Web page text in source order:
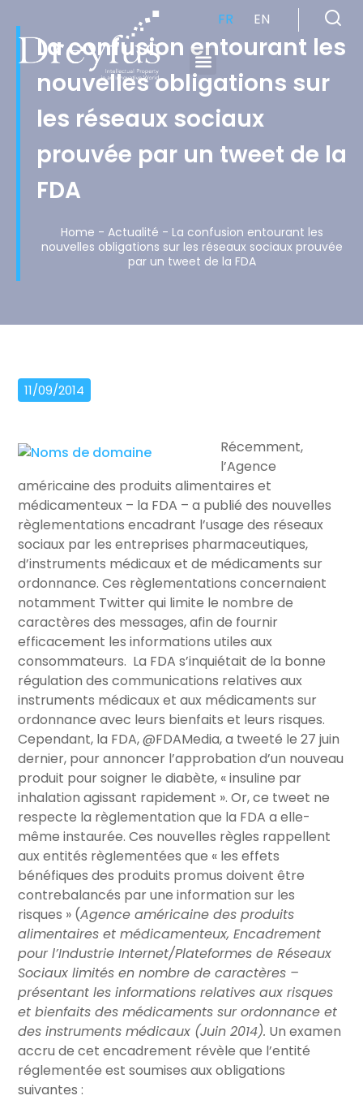
FR EN
La confusion entourant les
nouvelles obligations sur
les réseaux sociaux
prouvée par un tweet de la
FDA
Home - Actualité - La confusion entourant les
nouvelles obligations sur les réseaux sociaux prouvée
par un tweet de la FDA
11/09/2014
Récemment,
l’Agence
américaine des produits alimentaires et
médicamenteux – la FDA – a publié des nouvelles
règlementations encadrant l’usage des réseaux
sociaux par les entreprises pharmaceutiques,
d’instruments médicaux et de médicaments sur
ordonnance. Ces règlementations concernaient
notamment Twitter qui limite le nombre de
caractères des messages, afin de fournir
efficacement les informations utiles aux
consommateurs. La FDA s’inquiétait de la bonne
régulation des communications relatives aux
instruments médicaux et aux médicaments sur
ordonnance avec leurs bienfaits et leurs risques.
Cependant, la FDA, @FDAMedia, a tweeté le 27 juin
dernier, pour annoncer l’approbation d’un nouveau
produit pour soigner le diabète, « insuline par
inhalation agissant rapidement ». Or, ce tweet ne
respecte la règlementation que la FDA a elle-
même instaurée. Ces nouvelles règles rappellent
aux entités règlementées que « les effets
bénéfiques des produits promus doivent être
contrebalancés par une information sur les
risques » (Agence américaine des produits
alimentaires et médicamenteux, Encadrement
pour l’Industrie Internet/Plateformes de Réseaux
Sociaux limités en nombre de caractères –
présentant les informations relatives aux risques
et bienfaits des médicaments sur ordonnance et
des instruments médicaux (Juin 2014). Un examen
accru de cet encadrement révèle que l’entité
réglementée est soumises aux obligations
suivantes :